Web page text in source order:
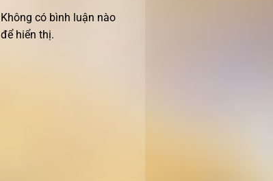
Không có bình luận nào
để hiển thị.